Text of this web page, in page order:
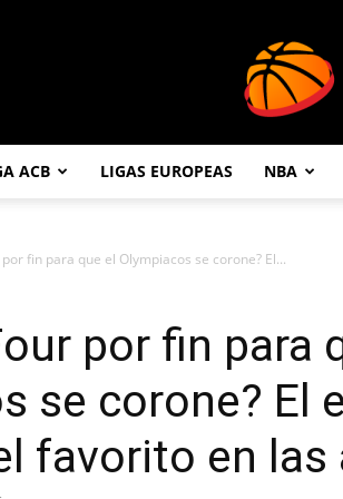
ACB LIGAS EUROPEAS NBA
por fin para que el Olympiacos se corone? El...
por fin para
se corone? El
favorito en las